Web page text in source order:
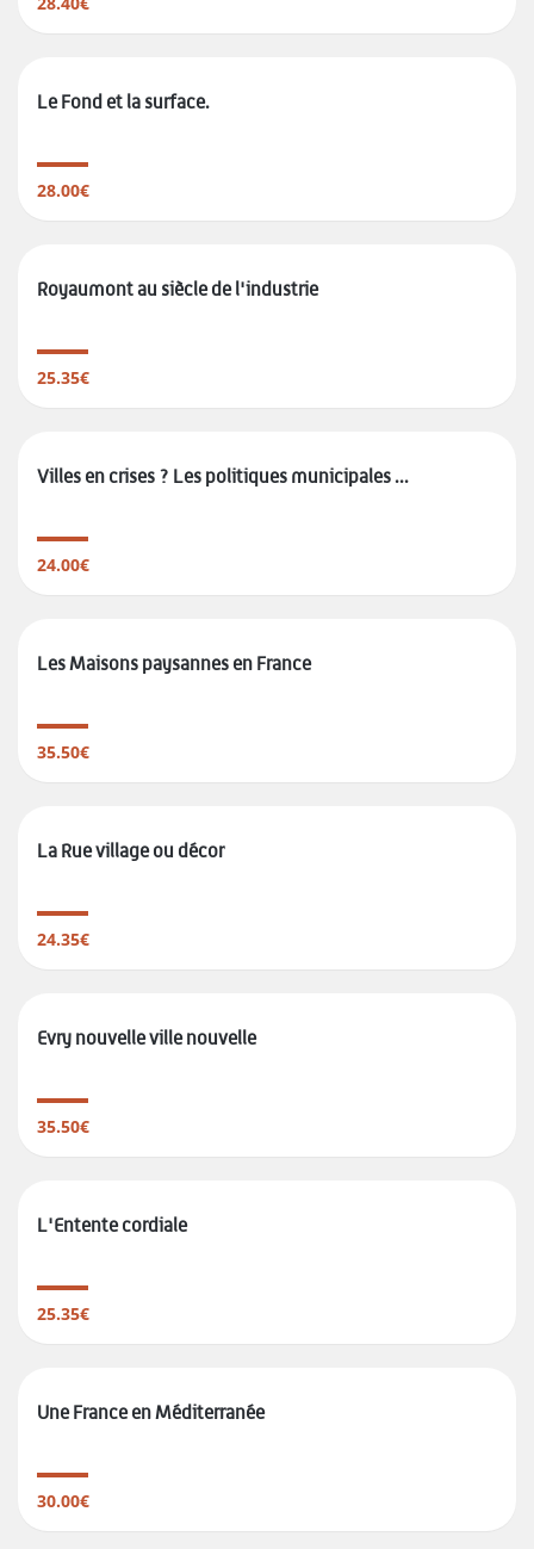
Le Fond et la surface.
28.00€
Royaumont au siècle de l'industrie
25.35€
Villes en crises ? Les politiques municipales ...
24.00€
Les Maisons paysannes en France
35.50€
La Rue village ou décor
24.35€
Evry nouvelle ville nouvelle
35.50€
L'Entente cordiale
25.35€
Une France en Méditerranée
30.00€